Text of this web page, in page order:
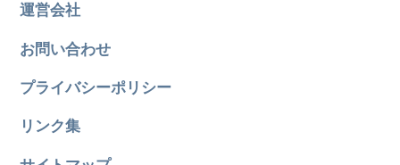
運営会社
お問い合わせ
プライバシーポリシー
リンク集